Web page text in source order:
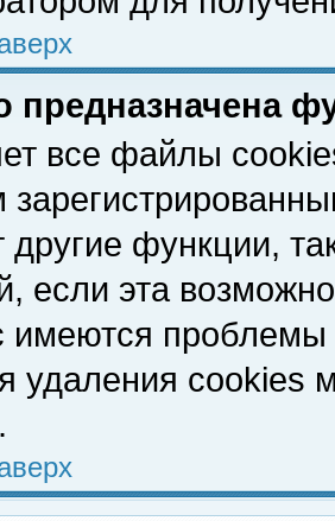
предназначена
все файлы
другие функции,
если эта
имеются
удаления cookies